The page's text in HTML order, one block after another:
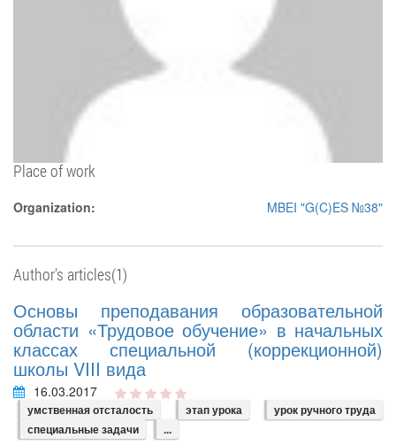
Place of work
Organization: MBEI "G(C)ES №38"
Author's articles(1)
Основы преподавания образовательной
области «Трудовое обучение» в начальных
классах специальной (коррекционной)
школы VIII вида
16.03.2017
умственная отсталость этап урока
урок ручного труда
специальные задачи
...